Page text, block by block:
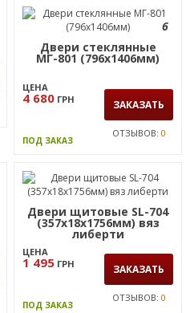
Двери стеклянные
ЦЕНА
ЗАКАЗАТЬ
Двери щитовые SL-704
(357х18х1756мм) вяз
ЦЕНА
ЗАКАЗАТЬ